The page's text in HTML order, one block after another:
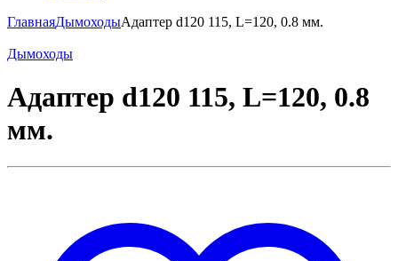
ГлавнаяДымоходыАдаптер d120 115, L=120, 0.8 мм.
Дымоходы
Адаптер d120 115, L=120, 0.8
мм.